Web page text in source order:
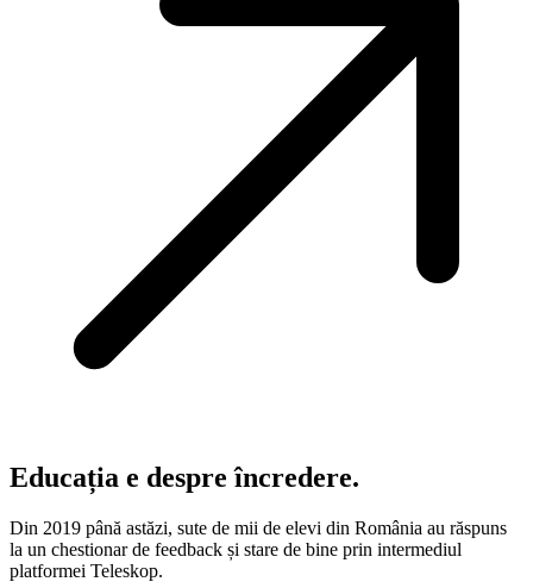
Educația e despre încredere.
Din 2019 până astăzi, sute de mii de elevi din România au răspuns
la un chestionar de feedback și stare de bine prin intermediul
platformei Teleskop.